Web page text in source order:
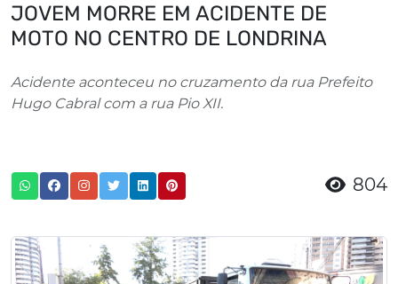
JOVEM MORRE EM ACIDENTE DE
MOTO NO CENTRO DE LONDRINA
Acidente aconteceu no cruzamento da rua Prefeito
Hugo Cabral com a rua Pio XII.
804